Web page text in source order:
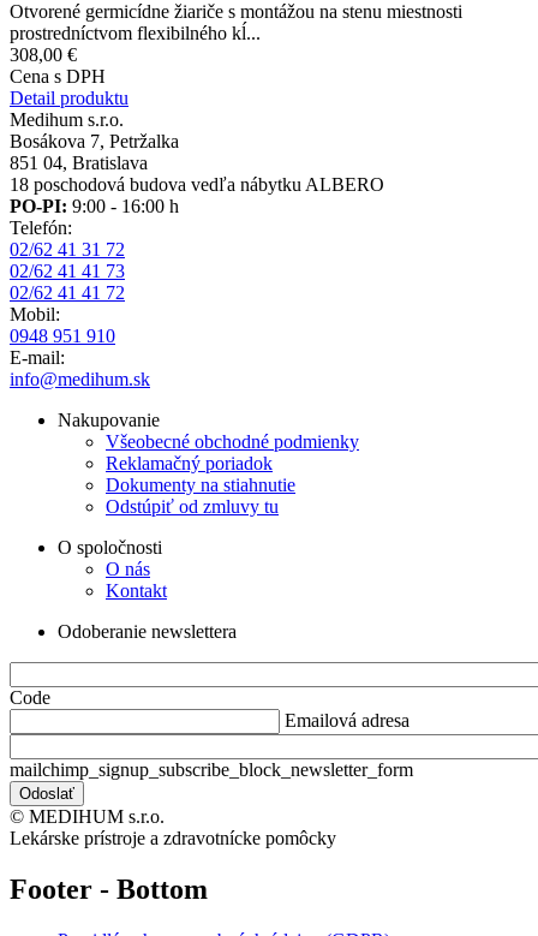
Otvorené germicídne žiariče s montážou na stenu miestnosti
prostredníctvom flexibilného kĺ...
308,00 €
Cena s DPH
Detail produktu
Medihum s.r.o.
Bosákova 7, Petržalka
851 04, Bratislava
18 poschodová budova vedľa nábytku ALBERO
PO-PI: 9:00 - 16:00 h
Telefón:
02/62 41 31 72
02/62 41 41 73
02/62 41 41 72
Mobil:
0948 951 910
E-mail:
info@medihum.sk
Nakupovanie
Všeobecné obchodné podmienky
Reklamačný poriadok
Dokumenty na stiahnutie
Odstúpiť od zmluvy tu
O spoločnosti
O nás
Kontakt
Odoberanie newslettera
Code
Emailová adresa
mailchimp_signup_subscribe_block_newsletter_form
© MEDIHUM s.r.o.
Lekárske prístroje a zdravotnícke pomôcky
Footer - Bottom